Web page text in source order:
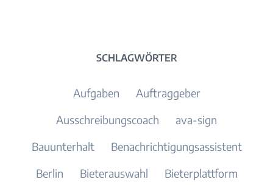
SCHLAGWÖRTER
Aufgaben
Auftraggeber
Ausschreibungscoach
ava-sign
Bauunterhalt
Benachrichtigungsassistent
Berlin
Bieterauswahl
Bieterplattform